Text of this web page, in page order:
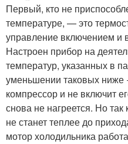
Первый, кто не
температуре, — это
управление включением и
Настроен прибор на
температур, указанных в
уменьшении таковых ниже
компрессор и не включит
снова не нагреется. Но
не станет теплее до
мотор холодильника